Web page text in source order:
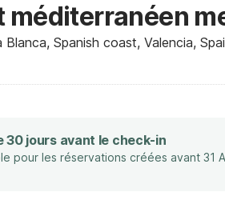
Spanish coast, Valencia,
jours avant le check-in
pour les réservations créées avant 31